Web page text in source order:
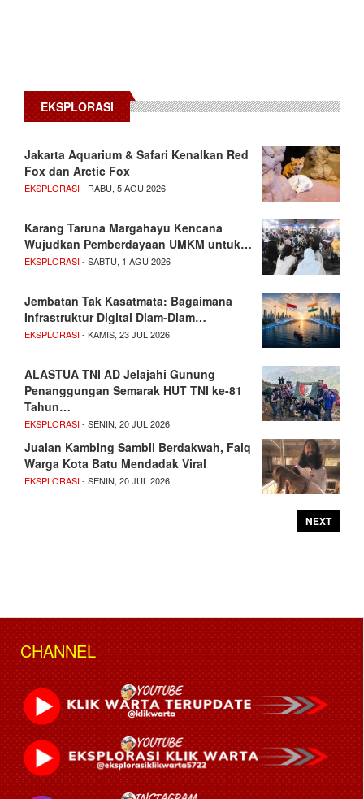
EKSPLORASI
Jakarta Aquarium & Safari Kenalkan Red
Fox dan Arctic Fox
EKSPLORASI- RABU, 5 AGU 2026
Karang Taruna Margahayu Kencana
Wujudkan Pemberdayaan UMKM untuk…
EKSPLORASI- SABTU, 1 AGU 2026
Jembatan Tak Kasatmata: Bagaimana
Infrastruktur Digital Diam-Diam…
EKSPLORASI- KAMIS, 23 JUL 2026
ALASTUA TNI AD Jelajahi Gunung
Penanggungan Semarak HUT TNI ke-81
Tahun…
EKSPLORASI- SENIN, 20 JUL 2026
Jualan Kambing Sambil Berdakwah, Faiq
Warga Kota Batu Mendadak Viral
EKSPLORASI- SENIN, 20 JUL 2026
NEXT
CHANNEL